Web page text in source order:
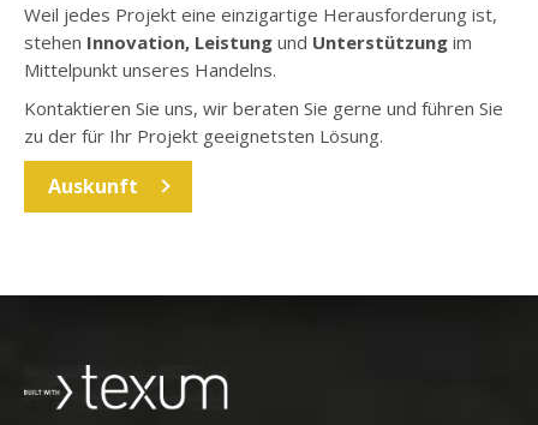
Weil jedes Projekt eine einzigartige Herausforderung ist,
stehen Innovation, Leistung und Unterstützung im
Mittelpunkt unseres Handelns.
Kontaktieren Sie uns, wir beraten Sie gerne und führen Sie
zu der für Ihr Projekt geeignetsten Lösung.
Auskunft